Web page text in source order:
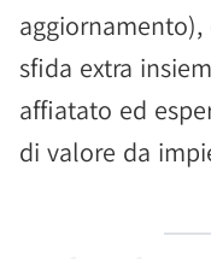
sfida extra
affiatato ed
di valore da